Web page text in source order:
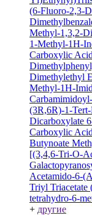
(6-Fluoro-2,3-
Methyl-1,3,2-
1-Methyl-1H-
Carboxylic
Dimethylethyl
Methyl-1H-
(3R,6R)-1-
Dicarboxylate
Carboxylic
Butynoate
[(3,4,6-Tri-O-
Acetamido-6-
Triyl Triacetate
tetrahydro-6-
+ другие